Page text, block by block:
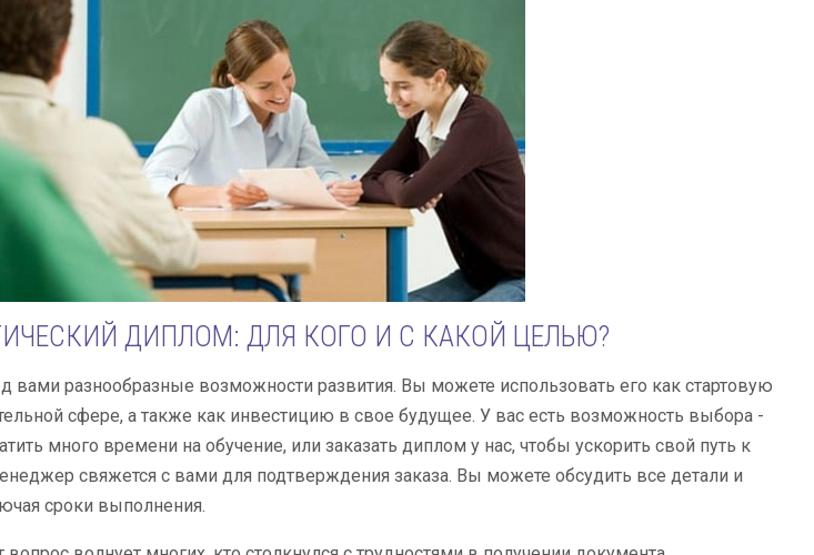
ДИПЛОМ: ДЛЯ КОГО И С КАКОЙ ЦЕЛЬЮ?
вами разнообразные возможности развития. Вы можете использовать его как стартовую
сфере, а также как инвестицию в свое будущее. У вас есть возможность выбора -
много времени на обучение, или заказать диплом у нас, чтобы ускорить свой путь к
свяжется с вами для подтверждения заказа. Вы можете обсудить все детали и
сроки выполнения.